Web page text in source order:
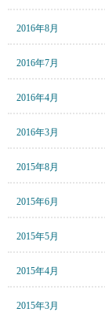
2016年8月
2016年7月
2016年4月
2016年3月
2015年8月
2015年6月
2015年5月
2015年4月
2015年3月